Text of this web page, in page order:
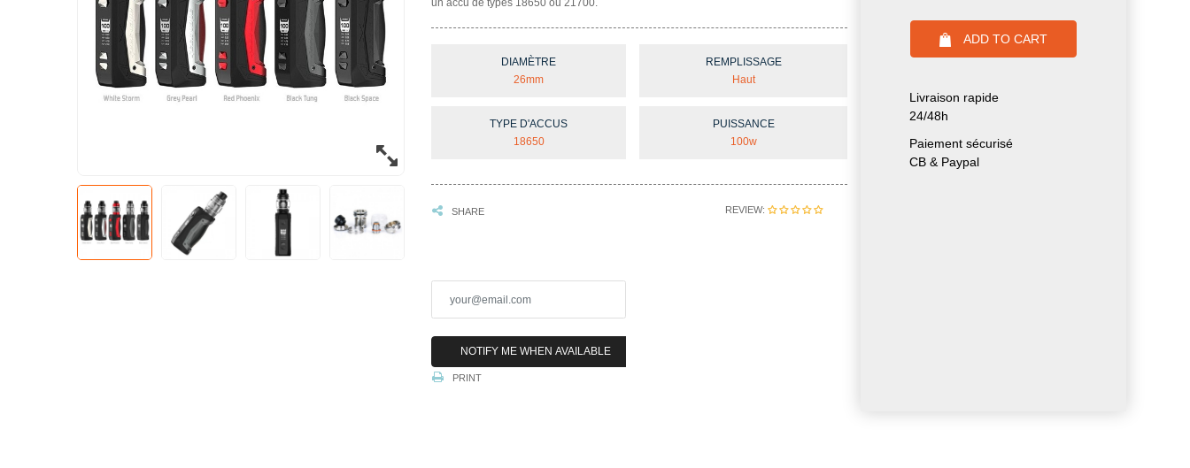
un accu de types 18650 ou 21700.
DIAMÈTRE
26mm
REMPLISSAGE
Haut
TYPE D'ACCUS
18650
PUISSANCE
100w
SHARE
NOTIFY ME WHEN AVAILABLE
PRINT
REVIEW:
ADD TO CART
Livraison rapide
24/48h
Paiement sécurisé
CB & Paypal